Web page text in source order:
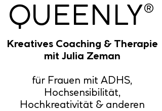
QUEENLY®
Kreatives Coaching & Therapie
mit Julia Zeman
für Frauen mit ADHS,
Hochsensibilität,
Hochkreativität & anderen